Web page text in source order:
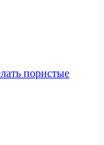
пористые